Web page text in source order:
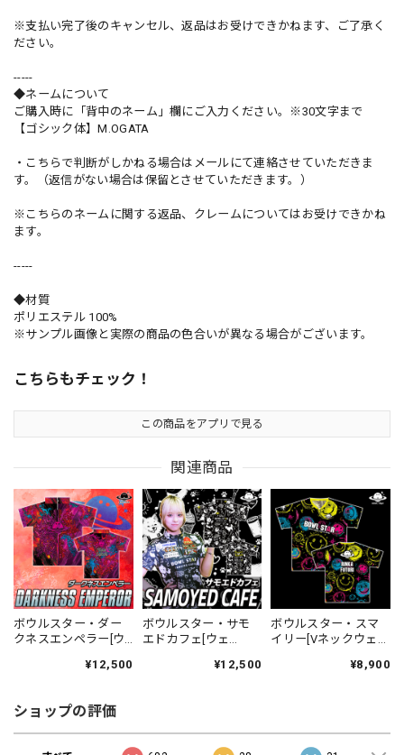
※支払い完了後のキャンセル、返品はお受けできかねます、ご了承く
ださい。
-----
◆ネームについて
ご購入時に「背中のネーム」欄にご入力ください。※30文字まで
【ゴシック体】M.OGATA
・こちらで判断がしかねる場合はメールにて連絡させていただきま
す。（返信がない場合は保留とさせていただきます。）
※こちらのネームに関する返品、クレームについてはお受けできかね
ます。
-----
◆材質
ポリエステル 100%
※サンプル画像と実際の商品の色合いが異なる場合がございます。
こちらもチェック！
この商品をアプリで見る
関連商品
ボウルスター・ダー
クネスエンペラー[ウ
り・完全受注生産¥12,500
ボウルスター・サモ
エドカフェ[ウェ
¥12,500
ボウルスター・スマ
イリー[Vネックウェ
¥8,900
ショップの評価